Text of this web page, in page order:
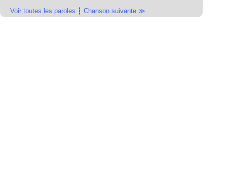
Voir toutes les paroles ┆ Chanson suivante ≫